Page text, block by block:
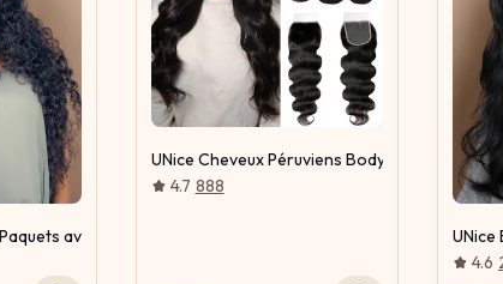
avec 5x5 Raie Libre HD Lace Closure Naturel Noir Avec
UNice Cheveux Péruviens Body Wave HD
4.7 888
UNice
4.6